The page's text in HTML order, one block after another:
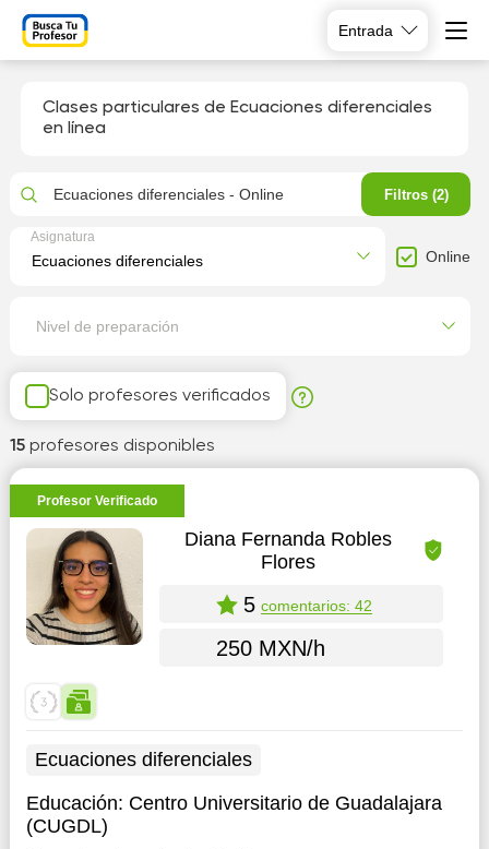
Entrada
Clases particulares de Ecuaciones diferenciales
en línea
Solo profesores verificados
15 profesores disponibles
Profesor Verificado
Diana Fernanda Robles
Flores
5 comentarios: 42
250 MXN/h
Ecuaciones diferenciales
Educación: Centro Universitario de Guadalajara
(CUGDL)
Ecuaciones diferenciales - Online Filtros (2)
Asignatura
Online
Nivel de preparación